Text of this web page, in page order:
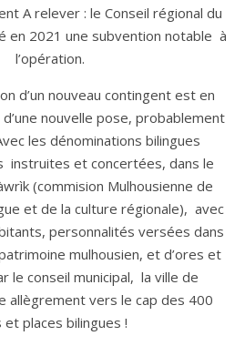
A relever : le Conseil régional du
en 2021 une subvention notable à
l’opération.
d’un nouveau contingent est en
nouvelle pose, probablement
les dénominations bilingues
instruites et concertées, dans le
(commision Mulhousienne de
et de la culture régionale), avec
personnalités versées dans
mulhousien, et d’ores et
le conseil municipal, la ville de
allègrement vers le cap des 400
et places bilingues !